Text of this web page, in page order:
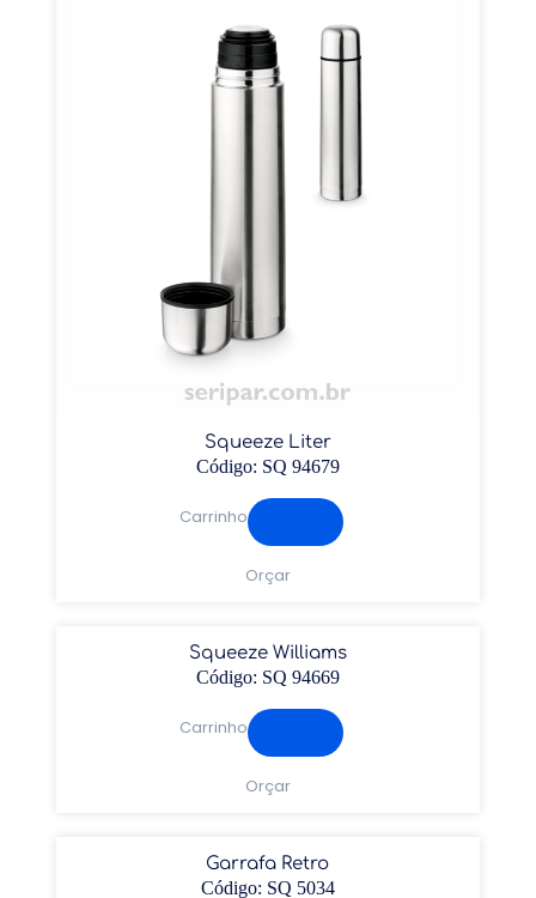
Squeeze Liter
Código: SQ 94679
Carrinho
Orçar
Squeeze Williams
Código: SQ 94669
Carrinho
Orçar
Garrafa Retro
Código: SQ 5034